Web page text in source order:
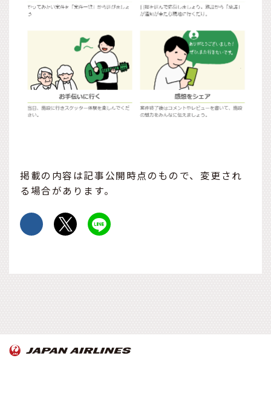
掲載の内容は記事公開時点のもので、変更され
る場合があります。